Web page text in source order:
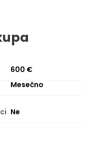
600 €
Mesečno
Ne